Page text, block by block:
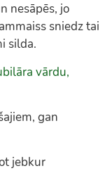
nesāpēs, jo
sniedz tai
silda.
vārdu,
gan
jebkur